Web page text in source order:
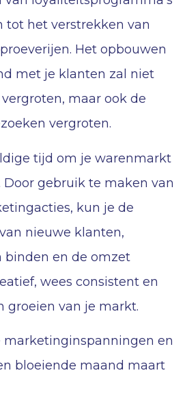
tot het verstrekken van
Het opbouwen
met je klanten zal niet
maar ook de
vergroten.
tijd om je warenmarkt
gebruik te maken van
kun je de
nieuwe klanten,
binden en de omzet
wees consistent en
groeien van je markt.
marketinginspanningen en
bloeiende maand maart